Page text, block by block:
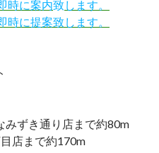
時に案内致します。
時に提案致します。
みずき通り店まで約80m
店まで約170m